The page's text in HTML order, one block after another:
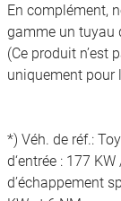
En complément,
gamme un tuyau
(Ce produit n’est
uniquement pour
*) Véh. de réf.:
d‘entrée : 177
d’échappement